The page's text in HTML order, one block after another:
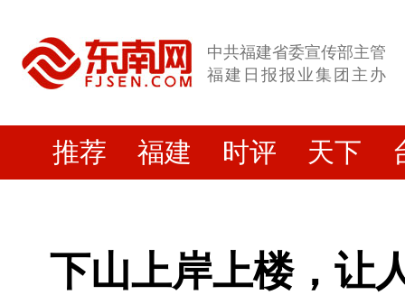
中共福建省委宣传部主管
福建日报报业集团主办
推荐 福建 时评 天下
下山上岸上楼，让